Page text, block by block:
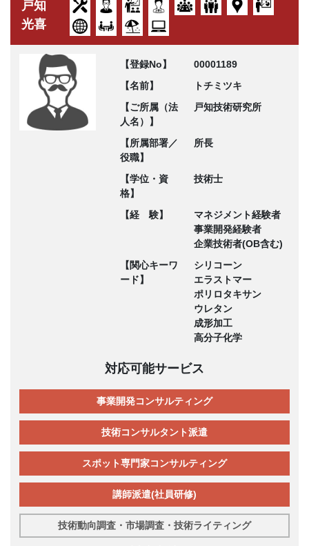
戸知
光喜
【登録No】
00001189
【名前】
トチミツキ
【ご所属（法
人名）】
戸知技術研究所
【所属部署／
役職】
所長
【学位・資
格】
技術士
【経 験】
マネジメント経験者
事業開発経験者
企業技術者(OB含む)
【関心キーワ
ード】
シリコーン
エラストマー
ポリロタキサン
ウレタン
成形加工
高分子化学
対応可能サービス
事業開発コンサルティング
技術コンサルタント派遣
スポット専門家コンサルティング
講師派遣(社員研修)
技術動向調査・市場調査・技術ライティング